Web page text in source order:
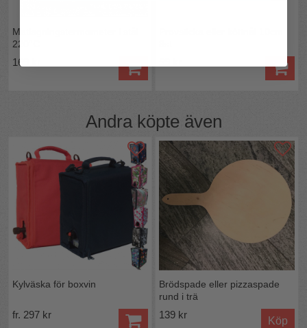
Matlagningstermometer i stål
220°C
169 kr
Andra köpte även
Kylväska för boxvin
fr. 297 kr
Brödspade eller pizzaspade
rund i trä
139 kr
Köp